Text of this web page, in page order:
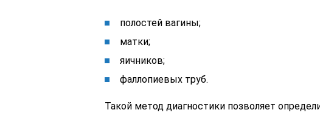
полостей вагины;
матки;
яичников;
фаллопиевых труб.
Такой метод диагностики позволяет